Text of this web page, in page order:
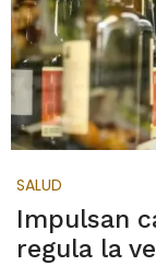
SALUD
Impulsan
regula la